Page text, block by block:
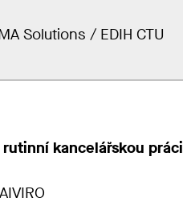
Solutions / EDIH CTU
kancelářskou práci